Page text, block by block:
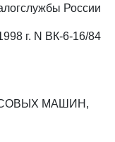
России
г. N ВК-6-16/84
МАШИН,